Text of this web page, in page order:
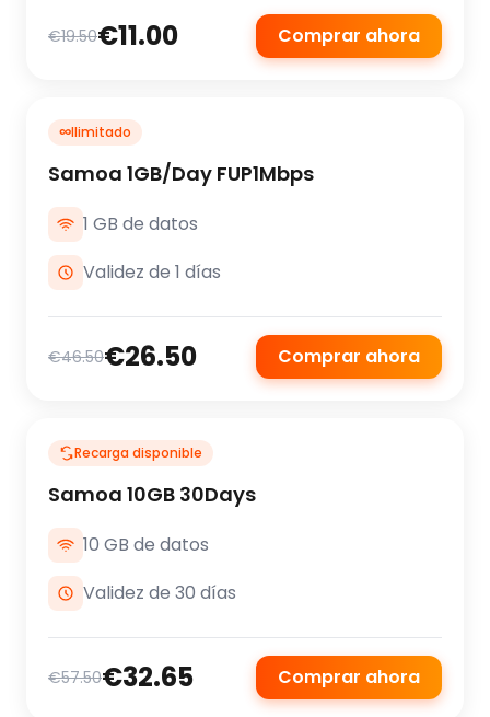
€19.50€11.00 Comprar ahora
∞Ilimitado
Samoa 1GB/Day FUP1Mbps
1 GB de datos
Validez de 1 días
€46.50€26.50 Comprar ahora
Recarga disponible
Samoa 10GB 30Days
10 GB de datos
Validez de 30 días
€57.50€32.65 Comprar ahora